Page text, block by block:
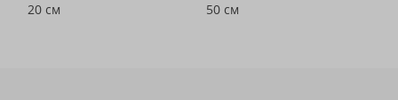
20 см
50 см